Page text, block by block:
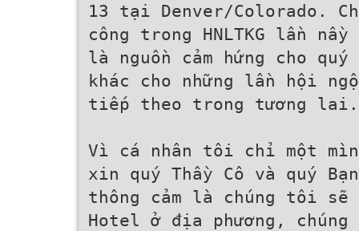
13 tại Denver/Colorado.
công trong HNLTKG lần nầy
là nguồn cảm hứng cho
khác cho những lần hội ngộ
tiếp theo trong tương lai.
Vì cá nhân tôi chỉ một
xin quý Thầy Cô và quý Bạn
thông cảm là chúng tôi sẽ
Hotel ở địa phương, chúng